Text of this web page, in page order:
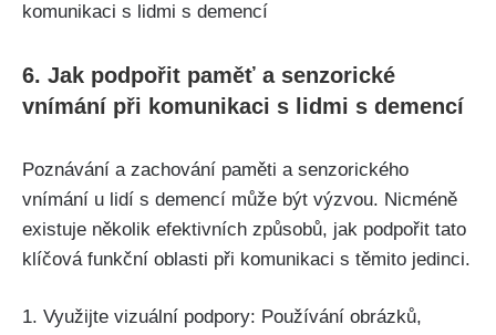
6. Jak podpořit paměť a senzorické
vnímání při komunikaci s lidmi s demencí
Poznávání a zachování paměti a senzorického
vnímání u lidí s demencí může být výzvou. Nicméně
existuje několik efektivních způsobů, jak podpořit tato
klíčová funkční oblasti při komunikaci s těmito jedinci.
1. Využijte vizuální podpory: Používání obrázků,